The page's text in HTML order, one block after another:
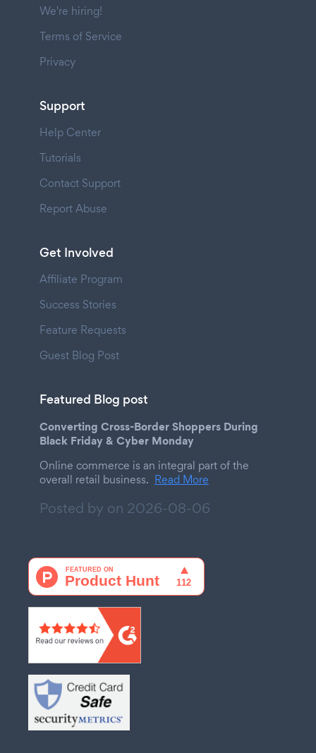
We're hiring!
Terms of Service
Privacy
Support
Help Center
Tutorials
Contact Support
Report Abuse
Get Involved
Affiliate Program
Success Stories
Feature Requests
Guest Blog Post
Featured Blog post
Converting Cross-Border Shoppers During
Black Friday & Cyber Monday
Online commerce is an integral part of the
overall retail business. Read More
Posted by on 2026-08-06